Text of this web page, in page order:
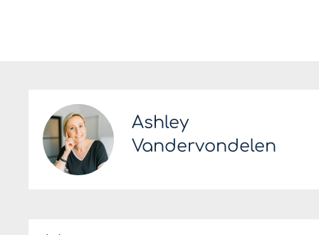
Ashley
Vandervondelen